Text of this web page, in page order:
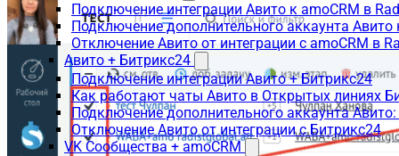
Подключение интеграции Авито к amoCRM в
Подключение дополнительного аккаунта Авито
Отключение Авито от интеграции с amoCRM в
Авито + Битрикс24
Подключение интеграции Авито + Битрикс24
Как работают чаты Авито в Открытых линиях
Подключение дополнительного аккаунта
Отключение Авито от интеграции с Битрикс24
VK Сообщества + amoCRM